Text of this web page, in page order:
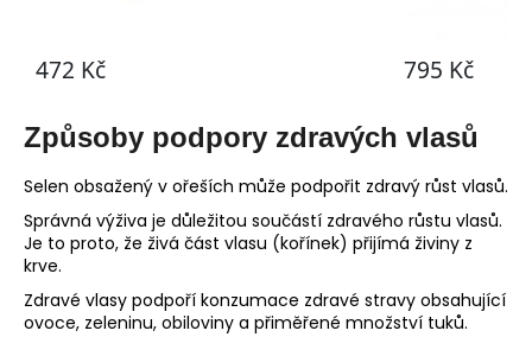
Způsoby podpory zdravých vlasů
Selen obsažený v ořeších může podpořit zdravý růst vlasů.
Správná výživa je důležitou součástí zdravého růstu vlasů.
Je to proto, že živá část vlasu (kořínek) přijímá živiny z
krve.
Zdravé vlasy podpoří konzumace zdravé stravy obsahující
ovoce, zeleninu, obiloviny a přiměřené množství tuků.